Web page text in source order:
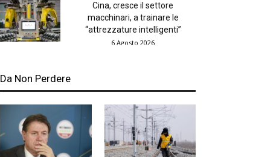
Cina, cresce il settore
macchinari, a trainare le
“attrezzature intelligenti”
6 Agosto 2026
Da Non Perdere